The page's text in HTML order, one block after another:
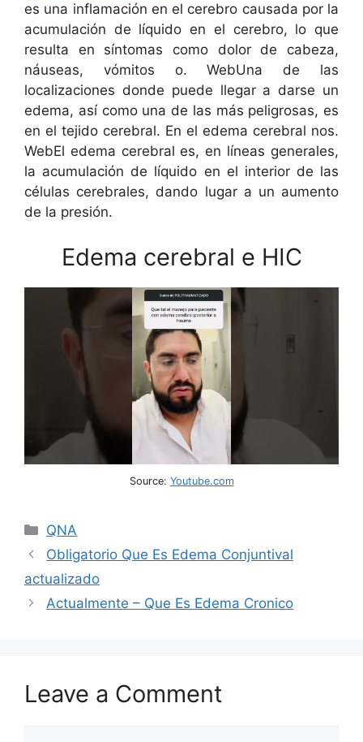
es una inflamación en el cerebro causada por la
acumulación de líquido en el cerebro, lo que
resulta en síntomas como dolor de cabeza,
náuseas, vómitos o. WebUna de las
localizaciones donde puede llegar a darse un
edema, así como una de las más peligrosas, es
en el tejido cerebral. En el edema cerebral nos.
WebEl edema cerebral es, en líneas generales,
la acumulación de líquido en el interior de las
células cerebrales, dando lugar a un aumento
de la presión.
Edema cerebral e HIC
Source: Youtube.com
Categories
QNA
Obligatorio Que Es Edema Conjuntival
actualizado
Actualmente – Que Es Edema Cronico
Leave a Comment